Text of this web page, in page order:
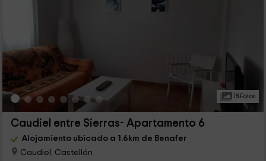
18 Fotos
Caudiel entre Sierras- Apartamento 6
Alojamiento ubicado a 1.6km de Benafer
Caudiel, Castellón